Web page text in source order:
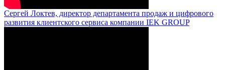
Сергей Локтев, директор департамента продаж и цифрового
развития клиентского сервиса компании IEK GROUP